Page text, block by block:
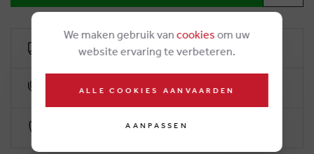
Gratis levering vanaf 50€
10% klantenkorting
Veilig betalen via Worldline
We maken gebruik van cookies om uw
website ervaring te verbeteren.
ALLE COOKIES AANVAARDEN
AANPASSEN